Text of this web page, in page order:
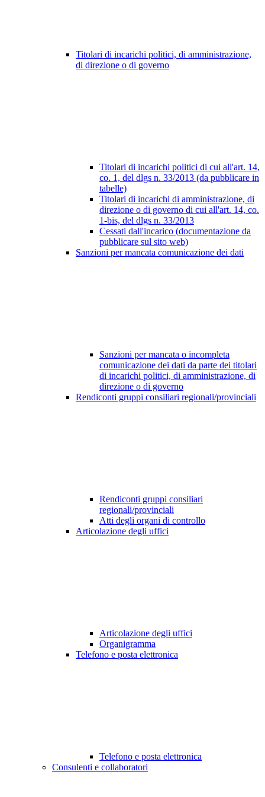
Titolari di incarichi politici, di amministrazione,
di direzione o di governo
Titolari di incarichi politici di cui all'art. 14,
co. 1, del dlgs n. 33/2013 (da pubblicare in
tabelle)
Titolari di incarichi di amministrazione, di
direzione o di governo di cui all'art. 14, co.
1-bis, del dlgs n. 33/2013
Cessati dall'incarico (documentazione da
pubblicare sul sito web)
Sanzioni per mancata comunicazione dei dati
Sanzioni per mancata o incompleta
comunicazione dei dati da parte dei titolari
di incarichi politici, di amministrazione, di
direzione o di governo
Rendiconti gruppi consiliari regionali/provinciali
Rendiconti gruppi consiliari
regionali/provinciali
Atti degli organi di controllo
Articolazione degli uffici
Articolazione degli uffici
Organigramma
Telefono e posta elettronica
Telefono e posta elettronica
Consulenti e collaboratori